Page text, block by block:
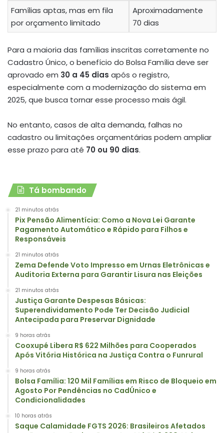
Famílias aptas, mas em fila
por orçamento limitado
Aproximadamente
70 dias
Para a maioria das famílias inscritas corretamente no
Cadastro Único, o benefício do Bolsa Família deve ser
aprovado em 30 a 45 dias após o registro,
especialmente com a modernização do sistema em
2025, que busca tornar esse processo mais ágil.
No entanto, casos de alta demanda, falhas no
cadastro ou limitações orçamentárias podem ampliar
esse prazo para até 70 ou 90 dias.
Tá bombando
21 minutos atrás
Pix Pensão Alimentícia: Como a Nova Lei Garante
Pagamento Automático e Rápido para Filhos e
Responsáveis
21 minutos atrás
Zema Defende Voto Impresso em Urnas Eletrônicas e
Auditoria Externa para Garantir Lisura nas Eleições
21 minutos atrás
Justiça Garante Despesas Básicas:
Superendividamento Pode Ter Decisão Judicial
Antecipada para Preservar Dignidade
9 horas atrás
Cooxupé Libera R$ 622 Milhões para Cooperados
Após Vitória Histórica na Justiça Contra o Funrural
9 horas atrás
Bolsa Família: 120 Mil Famílias em Risco de Bloqueio em
Agosto Por Pendências no CadÚnico e
Condicionalidades
10 horas atrás
Saque Calamidade FGTS 2026: Brasileiros Afetados